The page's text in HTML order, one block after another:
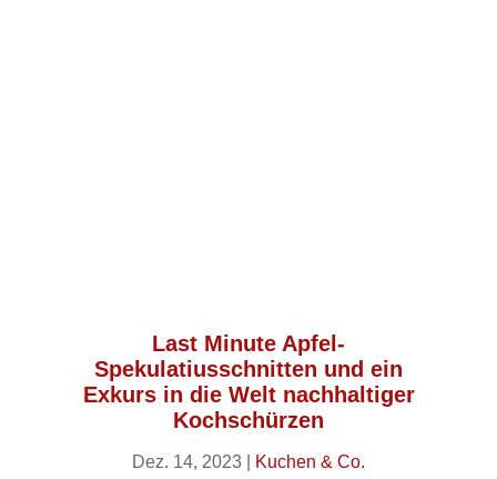
Last Minute Apfel-
Spekulatiusschnitten und ein
Exkurs in die Welt nachhaltiger
Kochschürzen
Dez. 14, 2023 Kuchen & Co.